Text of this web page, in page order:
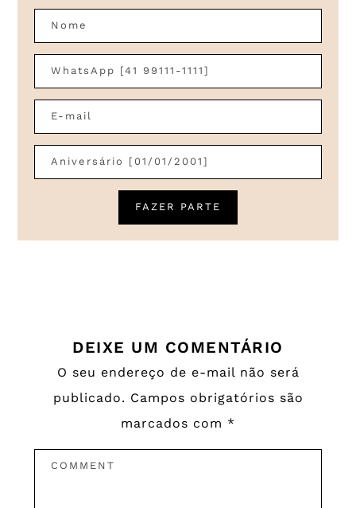
DEIXE UM COMENTÁRIO
O seu endereço de e-mail não será
publicado. Campos obrigatórios são
marcados com *